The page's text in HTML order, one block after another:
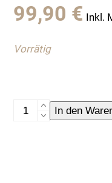
99,90 € Inkl.
Vorrätig
Kissenbezug
In den